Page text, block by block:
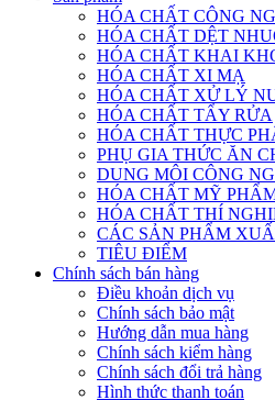
HÓA CHẤT CÔNG
HÓA CHẤT DỆT
HÓA CHẤT KHAI
HÓA CHẤT XI MẠ
HÓA CHẤT XỬ LÝ
HÓA CHẤT TẨY RỬA
HÓA CHẤT THỰC
PHỤ GIA THỨC ĂN
DUNG MÔI CÔNG
HÓA CHẤT MỸ
HÓA CHẤT THÍ
CÁC SẢN PHẨM
TIÊU ĐIỂM
Chính sách bán hàng
Điều khoản dịch vụ
Chính sách bảo mật
Hướng dẫn mua hàng
Chính sách kiểm hàng
Chính sách đổi trả hàng
Hình thức thanh toán